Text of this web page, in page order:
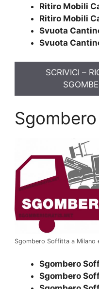
Ritiro Mobili
Ritiro Mobili
Svuota
Svuota
SCRIVICI –
Sgombero Soffitta a Milano
Sgombero
Sgombero